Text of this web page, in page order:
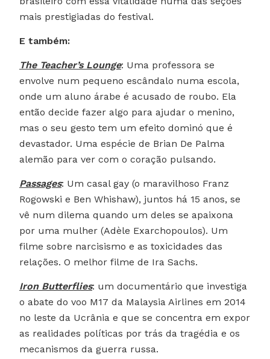
mais prestigiadas do festival.
E também:
The Teacher’s Lounge: Uma professora se
envolve num pequeno escândalo numa escola,
onde um aluno árabe é acusado de roubo. Ela
então decide fazer algo para ajudar o menino,
mas o seu gesto tem um efeito dominó que é
devastador. Uma espécie de Brian De Palma
alemão para ver com o coração pulsando.
Passages: Um casal gay (o maravilhoso Franz
Rogowski e Ben Whishaw), juntos há 15 anos, se
vê num dilema quando um deles se apaixona
por uma mulher (Adèle Exarchopoulos). Um
filme sobre narcisismo e as toxicidades das
relações. O melhor filme de Ira Sachs.
Iron Butterflies: um documentário que investiga
o abate do voo M17 da Malaysia Airlines em 2014
no leste da Ucrânia e que se concentra em expor
as realidades políticas por trás da tragédia e os
mecanismos da guerra russa.